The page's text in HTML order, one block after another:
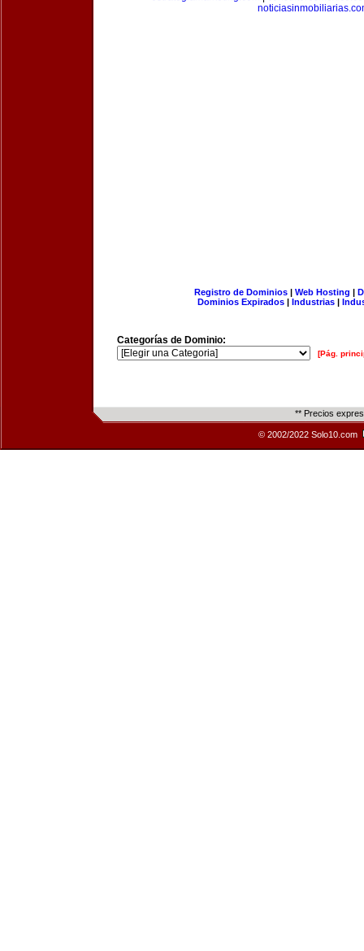
Registro de Dominios| Web Hosting |
Dominios Expirados | Industrias |
Categorías de Dominio:
[Pág.
** Precios
© 2002/2022 Solo10.com